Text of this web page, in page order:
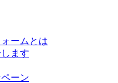
ームとは
ます
ーン